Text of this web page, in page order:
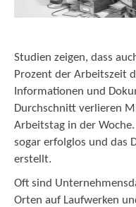
Studien zeigen, dass
Prozent der Arbeitszeit
Informationen und
Durchschnitt verlieren
Arbeitstag in der
sogar erfolglos und das
erstellt.
Oft sind
Orten auf Laufwerken